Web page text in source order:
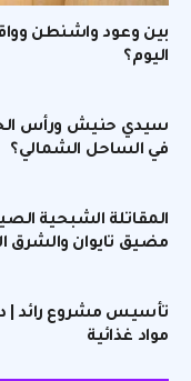
بين وعود واشنطن
اليوم؟
سيدي حنيش ورأس
في الساحل الشمالي؟
مضيق تايوان والشرق
تأسيس مشروع رائد |
مواد غذائية